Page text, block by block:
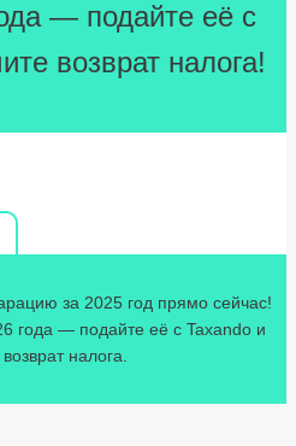
— подайте её с
возврат налога!
за 2025 год прямо сейчас!
года — подайте её с Taxando и
налога.